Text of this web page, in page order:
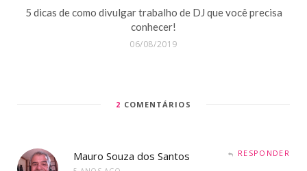
5 dicas de como divulgar trabalho de DJ que você precisa
conhecer!
06/08/2019
2 COMENTÁRIOS
Mauro Souza dos Santos RESPONDER